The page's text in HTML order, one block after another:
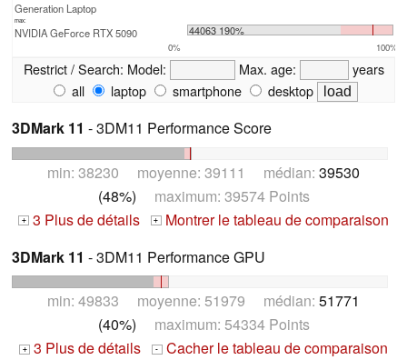
Generation Laptop
max:
NVIDIA GeForce RTX 5090 44063 190%
0% 100%
Restrict / Search: Model: Max. age:
years
all
laptop smartphone desktop
3DMark 11 - 3DM11 Performance Score
min: 38230 moyenne: 39111 médian: 39530
(48%) maximum: 39574 Points
+ 3 Plus de détails + Montrer le tableau de comparaison
3DMark 11 - 3DM11 Performance GPU
min: 49833 moyenne: 51979 médian: 51771
(40%) maximum: 54334 Points
+ 3 Plus de détails - Cacher le tableau de comparaison